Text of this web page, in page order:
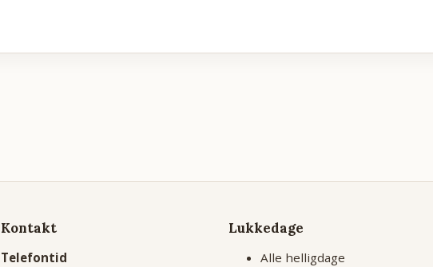
Kontakt
Telefontid
Lukkedage
Alle helligdage